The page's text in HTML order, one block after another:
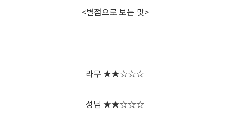
<별점으로 보는 맛>
라무 ★★☆☆☆
성님 ★★☆☆☆